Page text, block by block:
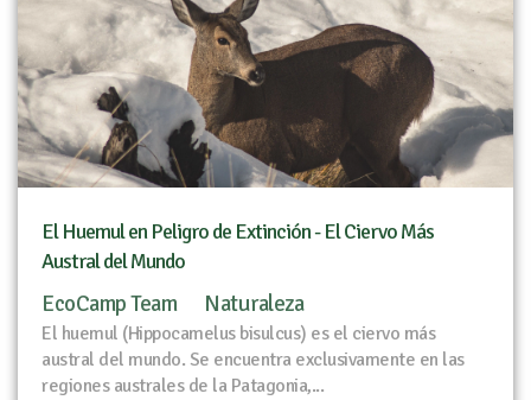
El Huemul en Peligro de Extinción - El Ciervo Más
Austral del Mundo
EcoCamp Team Naturaleza
El huemul (Hippocamelus bisulcus) es el ciervo más
austral del mundo. Se encuentra exclusivamente en las
regiones australes de la Patagonia,...